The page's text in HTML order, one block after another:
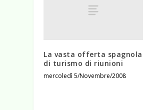
La vasta offerta spagnola
di turismo di riunioni
mercoledì 5/Novembre/2008